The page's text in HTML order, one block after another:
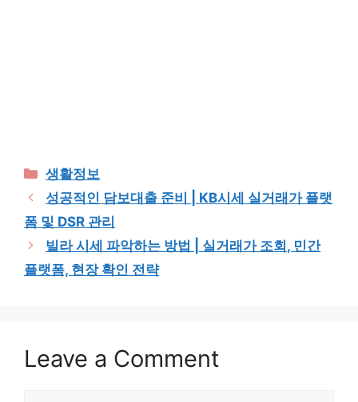
Categories
생활정보
성공적인 담보대출 준비 | KB시세 실거래가 플랫
폼 및 DSR 관리
빌라 시세 파악하는 방법 | 실거래가 조회, 민간
플랫폼, 현장 확인 전략
Leave a Comment